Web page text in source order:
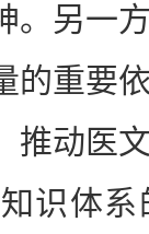
。另一
的重要
推动医
识体